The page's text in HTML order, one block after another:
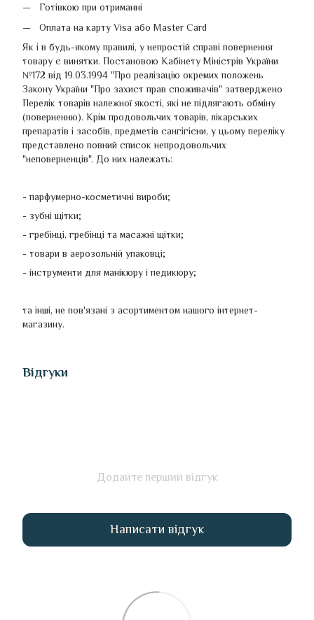
Готівкою при отриманні
Оплата на карту Visa або Master Card
Як і в будь-якому правилі, у непростій справі повернення
товару є винятки. Постановою Кабінету Міністрів України
№172 від 19.03.1994 "Про реалізацію окремих положень
Закону України "Про захист прав споживачів" затверджено
Перелік товарів належної якості, які не підлягають обміну
(поверненню). Крім продовольчих товарів, лікарських
препаратів і засобів, предметів сангігієни, у цьому переліку
представлено повний список непродовольчих
"неповерненців". До них належать:
- парфумерно-косметичні вироби;
- зубні щітки;
- гребінці, гребінці та масажні щітки;
- товари в аерозольній упаковці;
- інструменти для манікюру і педикюру;
та інші, не пов'язані з асортиментом нашого інтернет-
магазину.
Відгуки
Додайте перший відгук
Написати відгук